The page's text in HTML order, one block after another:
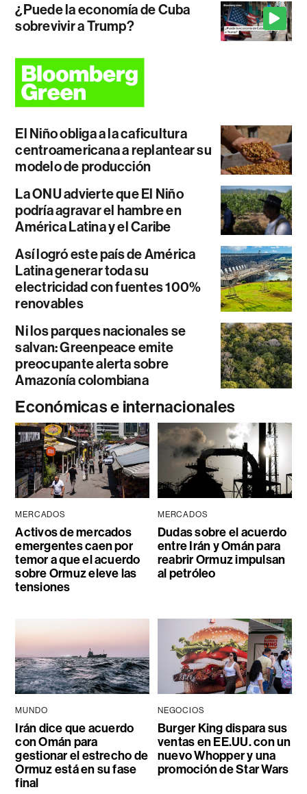
¿Puede la economía de Cuba
sobrevivir a Trump?
El Niño obliga a la caficultura
centroamericana a replantear su
modelo de producción
La ONU advierte que El Niño
podría agravar el hambre en
América Latina y el Caribe
Así logró este país de América
Latina generar toda su
electricidad con fuentes 100%
renovables
Ni los parques nacionales se
salvan: Greenpeace emite
preocupante alerta sobre
Amazonía colombiana
Económicas e internacionales
MERCADOS
Activos de mercados
emergentes caen por
temor a que el acuerdo
sobre Ormuz eleve las
tensiones
MERCADOS
Dudas sobre el acuerdo
entre Irán y Omán para
reabrir Ormuz impulsan
al petróleo
MUNDO
Irán dice que acuerdo
con Omán para
gestionar el estrecho de
Ormuz está en su fase
final
NEGOCIOS
Burger King dispara sus
ventas en EE.UU. con un
nuevo Whopper y una
promoción de Star Wars